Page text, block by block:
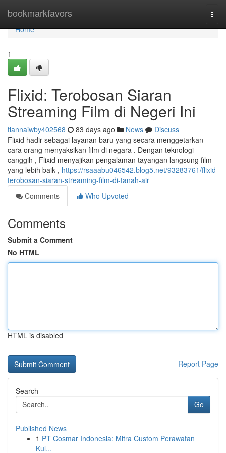
bookmarkfavors
Home
Home
1
Flixid: Terobosan Siaran
Streaming Film di Negeri Ini
tiannaiwby402568 83 days ago News
Discuss
Flixid hadir sebagai layanan baru yang secara menggetarkan
cara orang menyaksikan film di negara . Dengan teknologi
canggih , Flixid menyajikan pengalaman tayangan langsung film
yang lebih baik , https://rsaaabu046542.blog5.net/93283761/flixid-
terobosan-siaran-streaming-film-di-tanah-air
Comments
Who Upvoted
Comments
Submit a Comment
No HTML
HTML is disabled
Report Page
Search
Go
Published News
1 PT Cosmar Indonesia: Mitra Custom Perawatan
Kul...